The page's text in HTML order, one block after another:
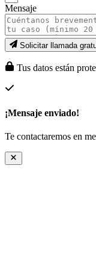
Mensaje
Solicitar llamada
Tus datos están
¡Mensaje enviado!
Te contactaremos en